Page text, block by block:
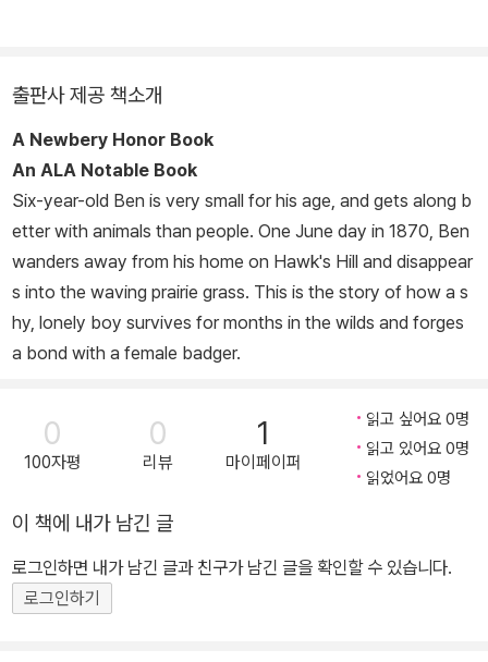
출판사 제공 책소개
A Newbery Honor Book
An ALA Notable Book
Six-year-old Ben is very small for his age, and gets along b
etter with animals than people. One June day in 1870, Ben
wanders away from his home on Hawk's Hill and disappear
s into the waving prairie grass. This is the story of how a s
hy, lonely boy survives for months in the wilds and forges
a bond with a female badger.
0
100자평
0
리뷰
1
마이페이퍼
읽고 싶어요 0명
읽고 있어요 0명
읽었어요 0명
이 책에 내가 남긴 글
로그인하면 내가 남긴 글과 친구가 남긴 글을 확인할 수 있습니다.
로그인하기